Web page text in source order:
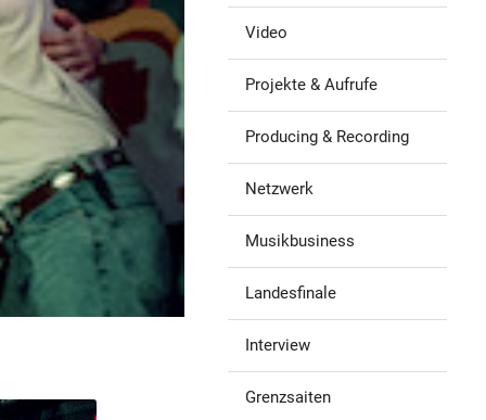
Video
Projekte & Aufrufe
Producing & Recording
Netzwerk
Musikbusiness
Landesfinale
Interview
Grenzsaiten